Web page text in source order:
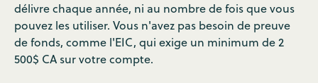
délivre chaque année, ni au nombre de fois que vous
pouvez les utiliser. Vous n'avez pas besoin de preuve
de fonds, comme l'EIC, qui exige un minimum de 2
500$ CA sur votre compte.